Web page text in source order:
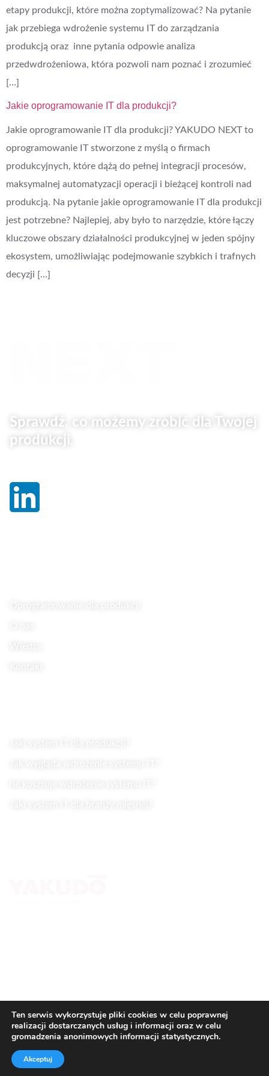
etapy produkcji, które można zoptymalizować? Na pytanie
jak przebiega wdrożenie systemu IT do zarządzania
produkcją oraz inne pytania odpowie analiza
przedwdrożeniowa, która pozwoli nam poznać i zrozumieć
[…]
Jakie oprogramowanie IT dla produkcji?
Jakie oprogramowanie IT dla produkcji? YAKUDO NEXT to
oprogramowanie IT stworzone z myślą o firmach
produkcyjnych, które dążą do pełnej integracji procesów,
maksymalnej automatyzacji operacji i bieżącej kontroli nad
produkcją. Na pytanie jakie oprogramowanie IT dla produkcji
jest potrzebne? Najlepiej, aby było to narzędzie, które łączy
kluczowe obszary działalności produkcyjnej w jeden spójny
ekosystem, umożliwiając podejmowanie szybkich i trafnych
decyzji […]
Sprawdź, co możemy zrobić dla Twojej
produkcji.
Ten serwis wykorzystuje pliki cookies w celu poprawnej
realizacji dostarczanych usług i informacji oraz w celu
gromadzenia anonimowych informacji statystycznych.
Akceptuj